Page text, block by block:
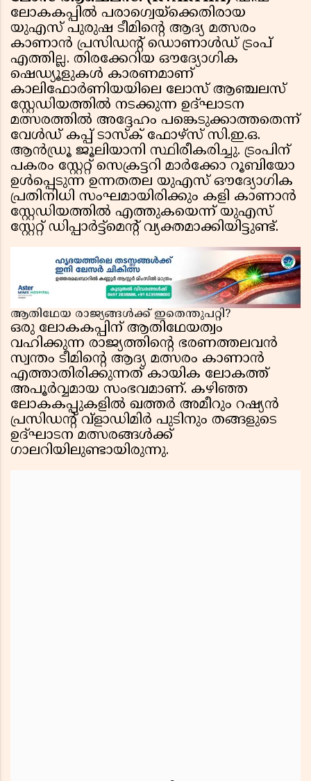
ലോകകപ്പിൽ പരാഗ്വെയ്ക്കെതിരായ
യുഎസ് പുരുഷ ടീമിൻ്റെ ആദ്യ മത്സരം
കാണാൻ പ്രസിഡൻ്റ് ഡൊണാൾഡ് ട്രംപ്
എത്തില്ല. തിരക്കേറിയ ഔദ്യോഗിക
ഷെഡ്യൂളുകൾ കാരണമാണ്
കാലിഫോർണിയയിലെ ലോസ് ആഞ്ചലസ്
സ്റ്റേഡിയത്തിൽ നടക്കുന്ന ഉദ്ഘാടന
മത്സരത്തിൽ അദ്ദേഹം പങ്കെടുക്കാത്തതെന്ന്
വേൾഡ് കപ്പ് ടാസ്ക് ഫോഴ്സ് സി.ഇ.ഒ.
ആൻഡ്രൂ ജൂലിയാനി സ്ഥിരീകരിച്ചു. ട്രംപിന്
പകരം സ്റ്റേറ്റ് സെക്രട്ടറി മാർക്കോ റൂബിയോ
ഉൾപ്പെടുന്ന ഉന്നതതല യുഎസ് ഔദ്യോഗിക
പ്രതിനിധി സംഘമായിരിക്കും കളി കാണാൻ
സ്റ്റേഡിയത്തിൽ എത്തുകയെന്ന് യുഎസ്
സ്റ്റേറ്റ് ഡിപ്പാർട്ട്മെൻ്റ് വ്യക്തമാക്കിയിട്ടുണ്ട്.
ആതിഥേയ രാജ്യങ്ങൾക്ക് ഇതെന്തുപറ്റി?
ഒരു ലോകകപ്പിന് ആതിഥേയത്വം
വഹിക്കുന്ന രാജ്യത്തിൻ്റെ ഭരണത്തലവൻ
സ്വന്തം ടീമിൻ്റെ ആദ്യ മത്സരം കാണാൻ
എത്താതിരിക്കുന്നത് കായിക ലോകത്ത്
അപൂർവ്വമായ സംഭവമാണ്. കഴിഞ്ഞ
ലോകകപ്പുകളിൽ ഖത്തർ അമീറും റഷ്യൻ
പ്രസിഡൻ്റ് വ്ളാഡിമിർ പുടിനും തങ്ങളുടെ
ഉദ്ഘാടന മത്സരങ്ങൾക്ക്
ഗാലറിയിലുണ്ടായിരുന്നു.